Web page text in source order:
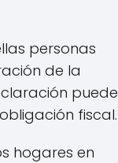
personas
de la
puede
fiscal.
hogares en